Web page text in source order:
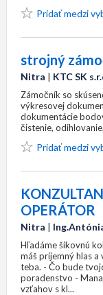
Pridať medzi
strojný
Nitra | KTC SK
Zámočník so
výkresovej
dokumentácie
čistenie,
Pridať medzi
OPERÁTOR
Nitra |
Hľadáme šikovnú
máš príjemný hlas
teba. - Čo bude
poradenstvo -
vzťahov s kl...